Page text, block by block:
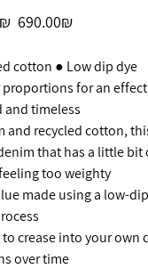
מקורי
‏690.00 ‏₪
‏552.00 ‏₪
cotton ● Low dip dye.
for an
timeless.
and recycled cotton,
that has a little bit
too weighty.
made using a low-
crease into your own
over time.